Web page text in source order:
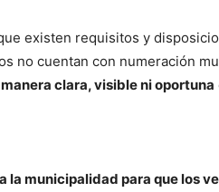
existen requisitos y
no cuentan con numeración
clara, visible ni oportuna
la municipalidad para que los